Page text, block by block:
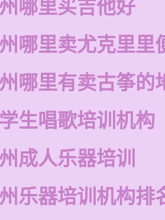
哪里买吉他好
哪里卖尤克里里
哪里有卖古筝的
生唱歌培训机构
成人乐器培训
乐器培训机构排